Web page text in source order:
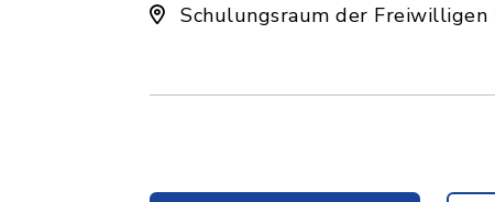
Schulungsraum der